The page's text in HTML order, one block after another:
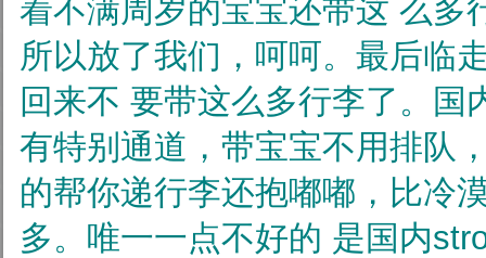
着不满周岁的宝宝还带这 么多
所以放了我们，呵呵。最后临
回来不 要带这么多行李了。国
有特别通道，带宝宝不用排队
的帮你递行李还抱嘟嘟，比冷
多。唯一一点不好的 是国内